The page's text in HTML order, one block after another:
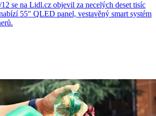
se na Lidl.cz objevil za necelých deset tisíc
55″ QLED panel, vestavěný smart systém